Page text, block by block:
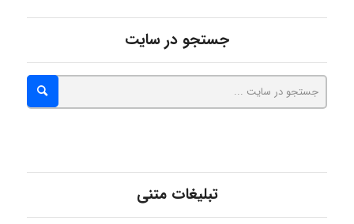
hosein abdolvand
جستجو در سایت
تبلیغات متنی